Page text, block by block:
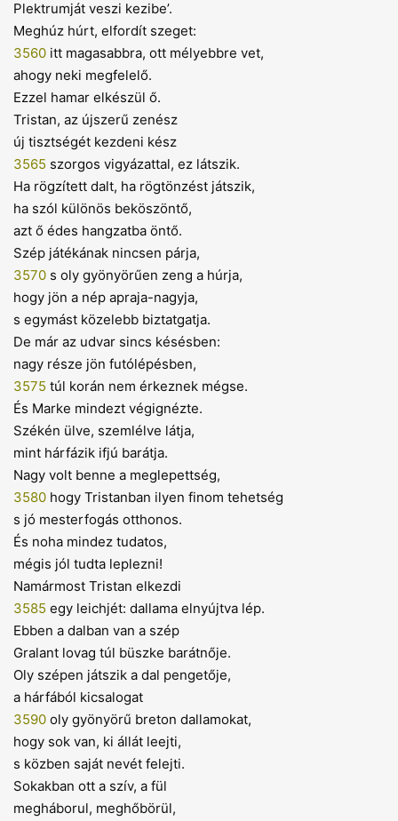
Plektrumját veszi kezibe’.
Meghúz húrt, elfordít szeget:
3560 itt magasabbra, ott mélyebbre vet,
ahogy neki megfelelő.
Ezzel hamar elkészül ő.
Tristan, az újszerű zenész
új tisztségét kezdeni kész
3565 szorgos vigyázattal, ez látszik.
Ha rögzített dalt, ha rögtönzést játszik,
ha szól különös beköszöntő,
azt ő édes hangzatba öntő.
Szép játékának nincsen párja,
3570 s oly gyönyörűen zeng a húrja,
hogy jön a nép apraja-nagyja,
s egymást közelebb biztatgatja.
De már az udvar sincs késésben:
nagy része jön futólépésben,
3575 túl korán nem érkeznek mégse.
És Marke mindezt végignézte.
Székén ülve, szemlélve látja,
mint hárfázik ifjú barátja.
Nagy volt benne a meglepettség,
3580 hogy Tristanban ilyen finom tehetség
s jó mesterfogás otthonos.
És noha mindez tudatos,
mégis jól tudta leplezni!
Namármost Tristan elkezdi
3585 egy leichjét: dallama elnyújtva lép.
Ebben a dalban van a szép
Gralant lovag túl büszke barátnője.
Oly szépen játszik a dal pengetője,
a hárfából kicsalogat
3590 oly gyönyörű breton dallamokat,
hogy sok van, ki állát leejti,
s közben saját nevét felejti.
Sokakban ott a szív, a fül
megháborul, meghőbörül,